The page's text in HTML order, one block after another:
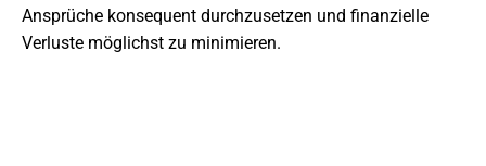
Ansprüche konsequent durchzusetzen und finanzielle
Verluste möglichst zu minimieren.